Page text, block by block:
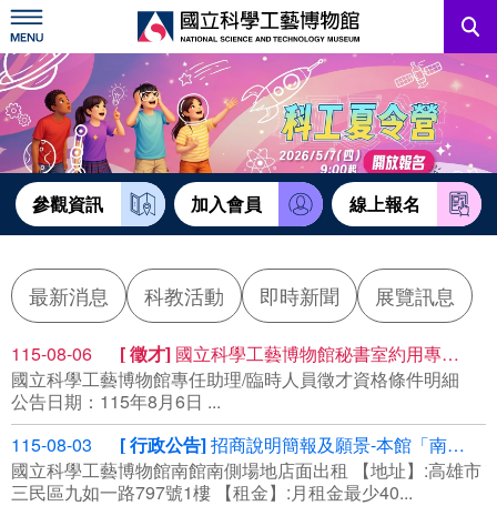
跳
到
主
要
內
容
訊息公告
參觀資訊
教育資源
網站服務
關於我們
English
參觀資訊 加入會員 線上報名
最新消息 科教活動 即時新聞 展覽訊息
115-08-06 徵才 國立科學工藝博物館秘書室約用專任助理
國立科學工藝博物館專任助理/臨時人員徵才資格條件明細
公告日期：115年8月6日 ...
115-08-03
行政公告 招商說明簡報及願景-本館「南館南側場地標租租賃」案(案號R115058)
國立科學工藝博物館南館南側場地店面出租 【地址】:高雄市
三民區九如一路797號1樓 【租金】:月租金最少40...